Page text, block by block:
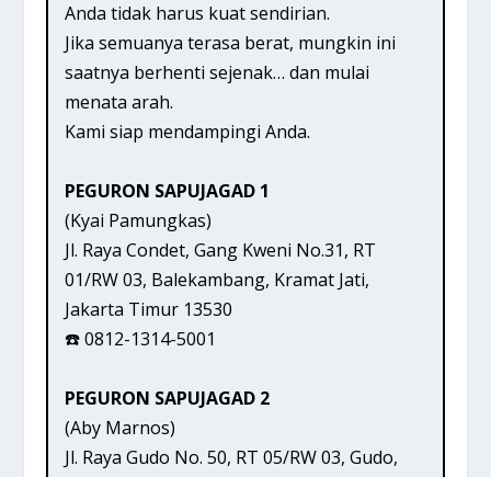
Anda tidak harus kuat sendirian.
Jika semuanya terasa berat, mungkin ini
saatnya berhenti sejenak… dan mulai
menata arah.
Kami siap mendampingi Anda.
PEGURON SAPUJAGAD 1
(Kyai Pamungkas)
Jl. Raya Condet, Gang Kweni No.31, RT
01/RW 03, Balekambang, Kramat Jati,
Jakarta Timur 13530
☎️ 0812-1314-5001
PEGURON SAPUJAGAD 2
(Aby Marnos)
Jl. Raya Gudo No. 50, RT 05/RW 03, Gudo,